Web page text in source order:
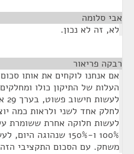
אבי סלומה
לא, זה לא נכון.
רבקה פריאור
העלות של התיקון כולו
לחלק אחד לשני ולראות כמה
100% ו-150% שנהוגה
משחק. עם הסכום התקציבי